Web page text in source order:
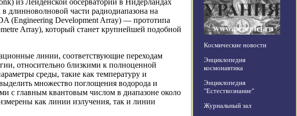
из Лейденской обсерватории в Нидерландах
длинноволновой части радиодиапазона на
(Engineering Development Array) — прототипа
Array), который станет крупнейшей подобной
линии, соответствующие переходам
относительно близкими к полноценной
среды, такие как температуру и
множество поглощения водорода и
с главным квантовым числом в диапазоне около
как линии излучения, так и линии
Космические новости
Энциклопедия
космонавтика
Энциклопедия
"Естествознание"
Журнальный зал